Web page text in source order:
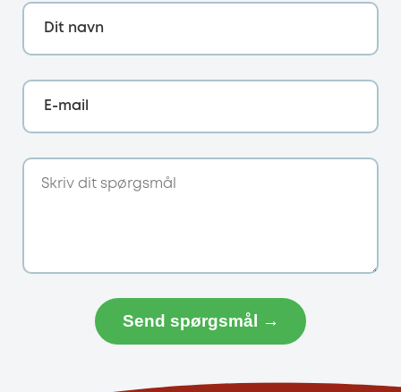
Dit navn
E-mail
Send spørgsmål →